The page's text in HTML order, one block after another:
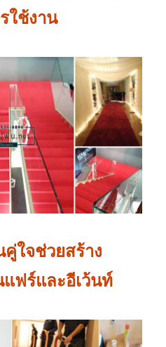
ใช้งาน
ใจช่วยสร้าง
ฟร์และอีเว้นท์